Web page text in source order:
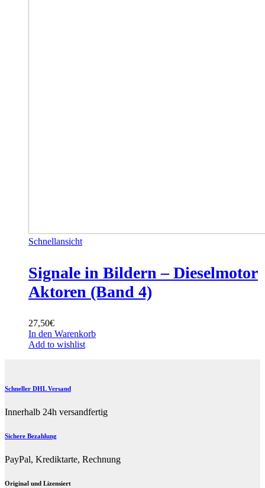
Schnellansicht
Signale in Bildern – Dieselmotor
Aktoren (Band 4)
27,50€
In den Warenkorb
Add to wishlist
Schneller DHL Versand
Innerhalb 24h versandfertig
Sichere Bezahlung
PayPal, Krediktarte, Rechnung
Original und Lizensiert